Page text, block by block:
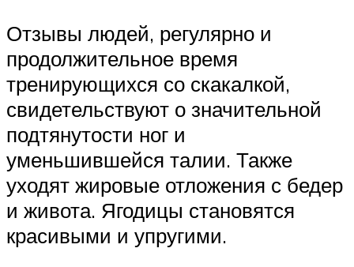
Отзывы людей, регулярно и
продолжительное время
тренирующихся со скакалкой,
свидетельствуют о значительной
подтянутости ног и
уменьшившейся талии. Также
уходят жировые отложения с бедер
и живота. Ягодицы становятся
красивыми и упругими.